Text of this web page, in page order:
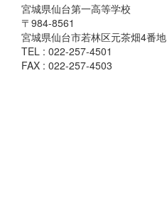
宮城県仙台第一高等学校
〒984-8561
宮城県仙台市若林区元茶畑4番地
TEL : 022-257-4501
FAX : 022-257-4503